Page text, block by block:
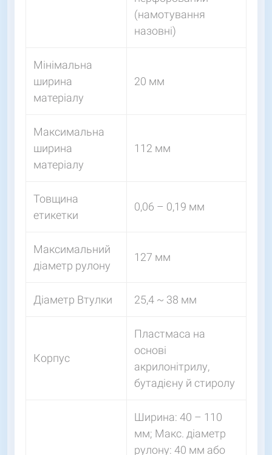
(намотування
назовні)
Мінімальна
ширина
матеріалу
20 мм
Максимальна
ширина
матеріалу
112 мм
Товщина
етикетки
0,06 – 0,19 мм
Максимальний
діаметр рулону
127 мм
Діаметр Втулки 25,4 ~ 38 мм
Корпус
Пластмаса на
основі
акрилонітрилу,
бутадієну й стиролу
Ширина: 40 – 110
мм; Макс. діаметр
рулону: 40 мм або